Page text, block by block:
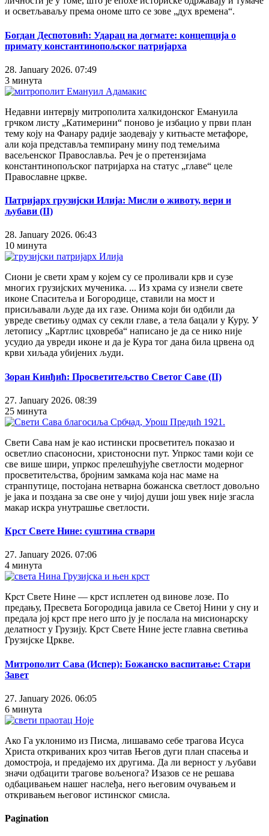
и осветљаваљу према ономе што се зове „дух времена“.
Богдан Деспотовић: Ударац на догмате: концепција о
примату константинопољског патријарха
28. January 2026. 07:49
3 минута
Недавни интервју митрополита халкидонског Емануила
грчком листу „Катимерини“ поново је избацио у први план
тему коју на Фанару радије заодевају у китњасте метафоре,
али која представља темпирану мину под темељима
васељенског Православља. Реч је о претензијама
константинопољског патријарха на статус „главе“ целе
Православне цркве.
Патријарх грузијски Илија: Мисли о животу, вери и
љубави (II)
28. January 2026. 06:43
10 минута
Сиони је свети храм у којем су се проливали крв и сузе
многих грузијских мученика. ... Из храма су изнели свете
иконе Спаситеља и Богородице, ставили на мост и
присиљавали људе да их газе. Онима који би одбили да
увреде светињу одмах су секли главе, а тела бацали у Куру. У
летопису „Картлис цховреба“ написано је да се нико није
усудио да увреди иконе и да је Кура тог дана била црвена од
крви хиљада убијених људи.
Зоран Кинђић: Просветитељство Светог Саве (II)
27. January 2026. 08:39
25 минута
Свети Сава нам је као истински просветитељ показао и
осветлио спасоносни, христоносни пут. Упркос тами који се
све више шири, упркос прелешћујуће светлости модерног
просветитељства, бројним замкама која нас маме на
странпутице, постојана нетварна божанска светлост довољно
је јака и поздана за све оне у чијој души још увек није згасла
макар искра унутрашње светлости.
Крст Свете Нине: суштина ствари
27. January 2026. 07:06
4 минута
Крст Свете Нине — крст исплетен од винове лозе. По
предању, Пресвета Богородица јавила се Светој Нини у сну и
предала јој крст пре него што ју је послала на мисионарску
делатност у Грузију. Крст Свете Нине јесте главна светиња
Грузијске Цркве.
Митрополит Сава (Испер): Божанско васпитање: Стари
Завет
27. January 2026. 06:05
6 минута
Ако Га уклонимо из Писма, лишавамо себе трагова Исуса
Христа откриваних кроз читав Његов дуги план спасења и
домостроја, и предајемо их другима. Да ли верност у љубави
значи одбацити трагове вољенога? Изазов се не решава
одбацивањем нашег наслеђа, него његовим очувањем и
откривањем његовог истинског смисла.
Pagination